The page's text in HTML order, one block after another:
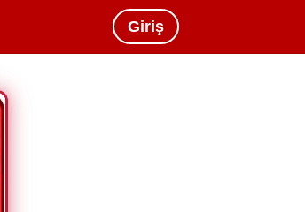
Giriş